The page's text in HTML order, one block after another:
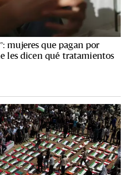
mujeres que pagan por
les dicen qué tratamientos